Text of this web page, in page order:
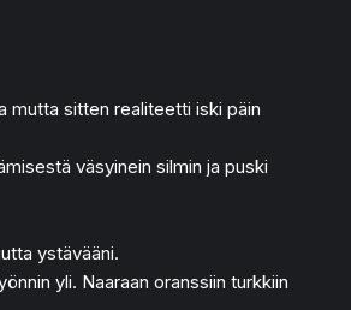
mutta sitten realiteetti iski päin
väsyinein silmin ja puski
ystävääni.
yli. Naaraan oranssiin turkkiin